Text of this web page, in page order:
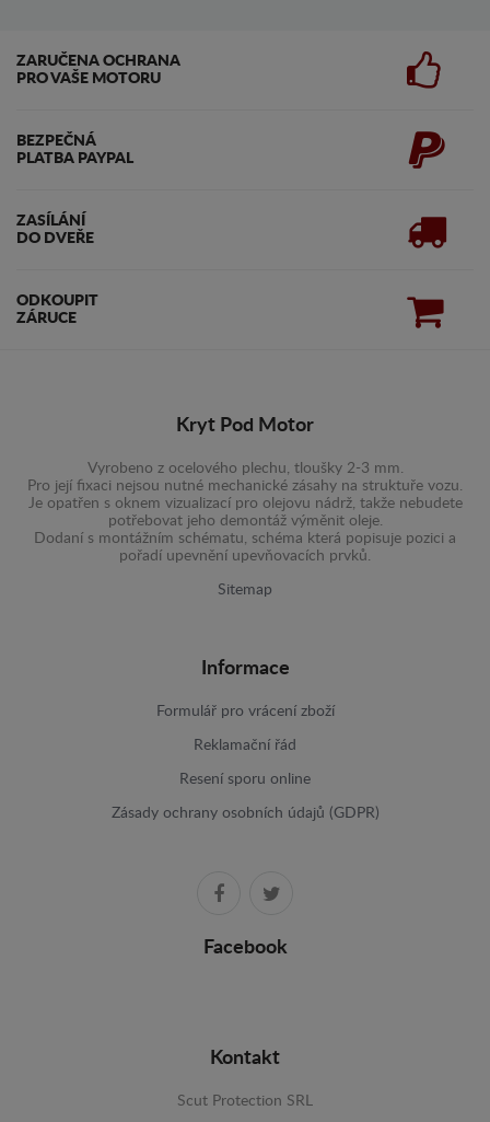
ZARUČENA OCHRANA
PRO VAŠE MOTORU
BEZPEČNÁ
PLATBA PAYPAL
ZASÍLÁNÍ
DO DVEŘE
ODKOUPIT
ZÁRUCE
Kryt Pod Motor
Vyrobeno z ocelového plechu, tloušky 2-3 mm.
Pro její fixaci nejsou nutné mechanické zásahy na struktuře vozu.
Je opatřen s oknem vizualizací pro olejovu nádrž, takže nebudete
potřebovat jeho demontáž výměnit oleje.
Dodaní s montážním schématu, schéma která popisuje pozici a
pořadí upevnění upevňovacích prvků.
Sitemap
Informace
Formulář pro vrácení zboží
Reklamační řád
Resení sporu online
Zásady ochrany osobních údajů (GDPR)
Facebook
Kontakt
Scut Protection SRL